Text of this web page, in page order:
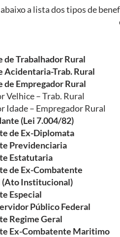
a lista dos tipos de
de Trabalhador Rural
Acidentaria-Trab. Rural
de Empregador Rural
Velhice – Trab. Rural
Idade – Empregador Rural
(Lei 7.004/82)
de Ex-Diplomata
Previdenciaria
Estatutaria
de Ex-Combatente
(Ato Institucional)
Especial
Público Federal
Regime Geral
Ex-Combatente Maritimo